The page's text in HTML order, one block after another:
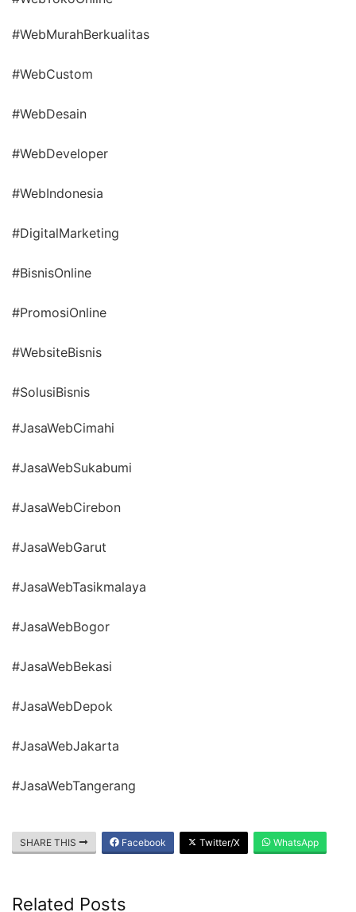
#WebMurahBerkualitas
#WebCustom
#WebDesain
#WebDeveloper
#WebIndonesia
#DigitalMarketing
#BisnisOnline
#PromosiOnline
#WebsiteBisnis
#SolusiBisnis
#JasaWebCimahi
#JasaWebSukabumi
#JasaWebCirebon
#JasaWebGarut
#JasaWebTasikmalaya
#JasaWebBogor
#JasaWebBekasi
#JasaWebDepok
#JasaWebJakarta
#JasaWebTangerang
SHARE THIS Facebook Twitter/X WhatsApp
Related Posts